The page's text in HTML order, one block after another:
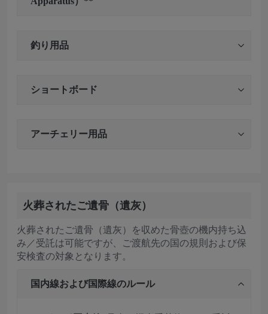
釣り用品
ショートボード
アーチェリー用品
火葬されたご遺骨（遺灰）
火葬されたご遺骨（遺灰）を収めた骨壺の機内持ち込
み／受託は可能ですが、ご渡航先の国の規則および保
安検査の対象となります。
国内線および国際線のルール